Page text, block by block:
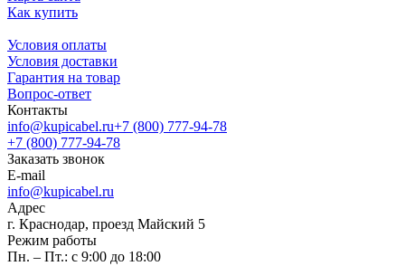
Как купить
Условия оплаты
Условия доставки
Гарантия на товар
Вопрос-ответ
Контакты
info@kupicabel.ru+7 (800) 777-94-78
+7 (800) 777-94-78
Заказать звонок
E-mail
info@kupicabel.ru
Адрес
г. Краснодар, проезд Майский 5
Режим работы
Пн. – Пт.: с 9:00 до 18:00